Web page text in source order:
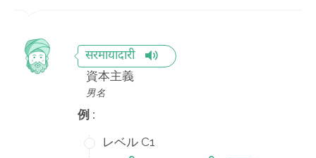
सरमायादारी
資本主義
男名
例 :
レベル C1